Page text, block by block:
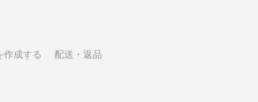
作成する 配送・返品